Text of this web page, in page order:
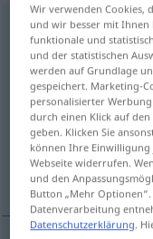
Unschuldf <Unschuld
Übersicht aller
(Für mehr Details die
innocence, non-
virginité,
Wir verwenden Cookies,
und wir besser mit
funktionale und
und der statistischen
werden auf Grundlage
gespeichert. Marketing-
personalisierter
durch einen Klick auf
geben. Klicken Sie
können Ihre
Webseite widerrufen.
und den
Button „Mehr
Datenverarbeitung
Datenschutzerklärung.